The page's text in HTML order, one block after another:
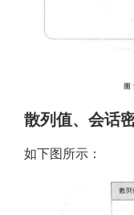
散列值、会话
如下图所示：